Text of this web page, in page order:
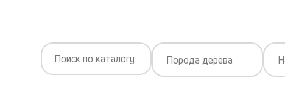
Порода дерева